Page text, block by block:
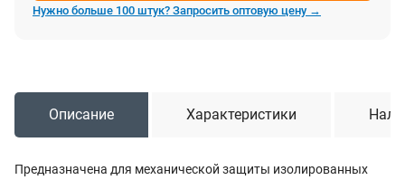
Нужно больше 100 штук? Запросить оптовую цену →
Описание Характеристики
Предназначена для механической защиты изолированных